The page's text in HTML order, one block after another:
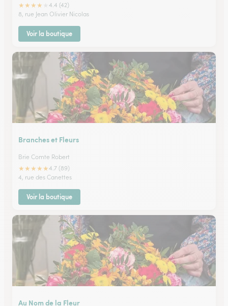
★★★★
4.4 (42)
8, rue Jean Olivier Nicolas
Voir la boutique
Branches et Fleurs
Brie Comte Robert
★★★★★4.7 (89)
4, rue des Canettes
Voir la boutique
Au Nom de la Fleur